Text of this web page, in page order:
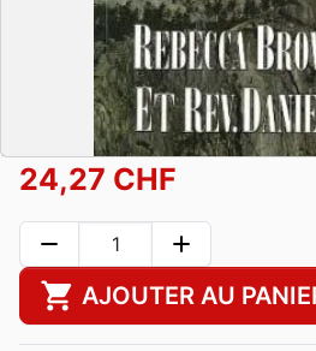
24,27 CHF
remove add
shopping_cart AJOUTER AU